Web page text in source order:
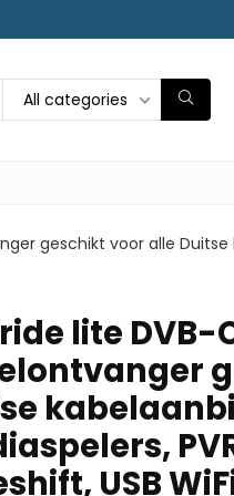
All categories
geschikt voor alle Duitse
lite DVB-
USB